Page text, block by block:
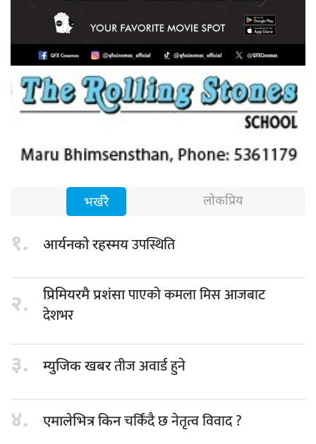
भर्खरै लोकप्रिय
१. आर्यनको रहस्मयउपस्थिति
२. प्रिमियरमै प्रशंसापाएको कमला मिस आजबाट
देशभर
३. म्युजिक खबरतीज अवार्ड हुने
४. एमालेभित्र किनचर्किंदै छ नेतृत्व विवाद ?